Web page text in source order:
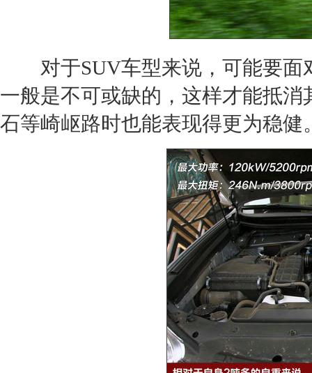
对于SUV车型来说，可能要面
一般是不可或缺的，这样才能抵
石等崎岖路时也能表现得更为稳健